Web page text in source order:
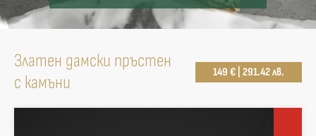
Златен дамски пръстен
с камъни
149 € | 291.42 лв.